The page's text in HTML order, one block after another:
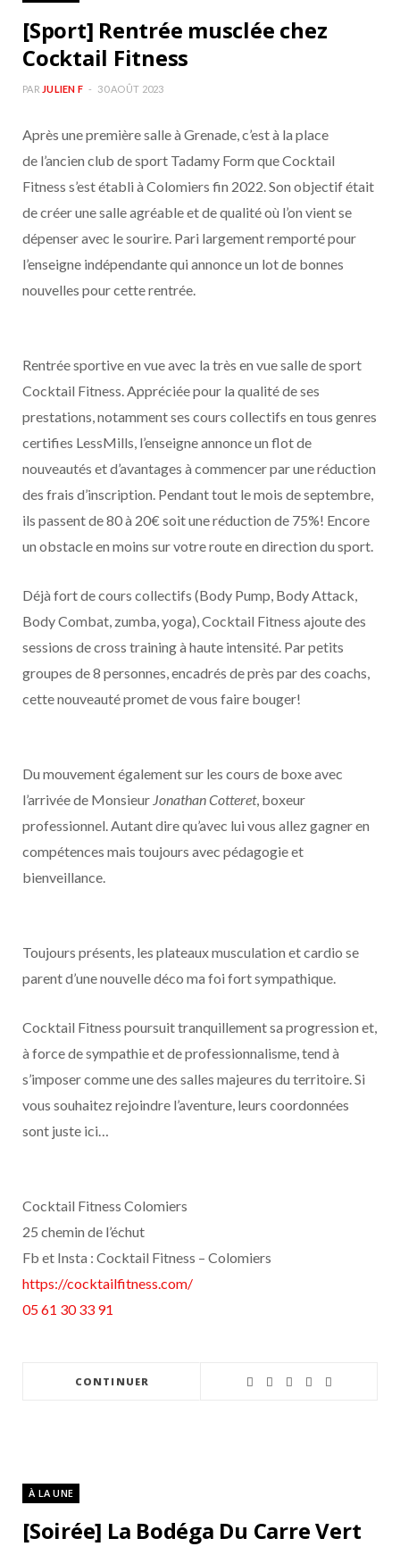
[Sport] Rentrée musclée chez
Cocktail Fitness
PAR JULIEN F 30 AOÛT 2023
Après une première salle à Grenade, c’est à la place
de l’ancien club de sport Tadamy Form que Cocktail
Fitness s’est établi à Colomiers fin 2022. Son objectif était
de créer une salle agréable et de qualité où l’on vient se
dépenser avec le sourire. Pari largement remporté pour
l’enseigne indépendante qui annonce un lot de bonnes
nouvelles pour cette rentrée.
Rentrée sportive en vue avec la très en vue salle de sport
Cocktail Fitness. Appréciée pour la qualité de ses
prestations, notamment ses cours collectifs en tous genres
certifies LessMills, l’enseigne annonce un flot de
nouveautés et d’avantages à commencer par une réduction
des frais d’inscription. Pendant tout le mois de septembre,
ils passent de 80 à 20€ soit une réduction de 75%! Encore
un obstacle en moins sur votre route en direction du sport.
Déjà fort de cours collectifs (Body Pump, Body Attack,
Body Combat, zumba, yoga), Cocktail Fitness ajoute des
sessions de cross training à haute intensité. Par petits
groupes de 8 personnes, encadrés de près par des coachs,
cette nouveauté promet de vous faire bouger!
Du mouvement également sur les cours de boxe avec
l’arrivée de Monsieur Jonathan Cotteret, boxeur
professionnel. Autant dire qu’avec lui vous allez gagner en
compétences mais toujours avec pédagogie et
bienveillance.
Toujours présents, les plateaux musculation et cardio se
parent d’une nouvelle déco ma foi fort sympathique.
Cocktail Fitness poursuit tranquillement sa progression et,
à force de sympathie et de professionnalisme, tend à
s’imposer comme une des salles majeures du territoire. Si
vous souhaitez rejoindre l’aventure, leurs coordonnées
sont juste ici…
Cocktail Fitness Colomiers
25 chemin de l’échut
Fb et Insta : Cocktail Fitness – Colomiers
https://cocktailfitness.com/
05 61 30 33 91
CONTINUER
À LA UNE
[Soirée] La Bodéga Du Carre Vert